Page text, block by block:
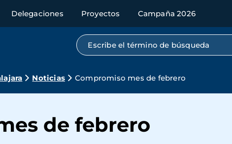
Delegaciones Proyectos Campaña 2026
Búsqueda por texto completo
Noticias Compromiso mes de febrero
de febrero